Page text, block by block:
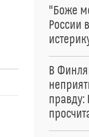
"Боже
России
В
правду: